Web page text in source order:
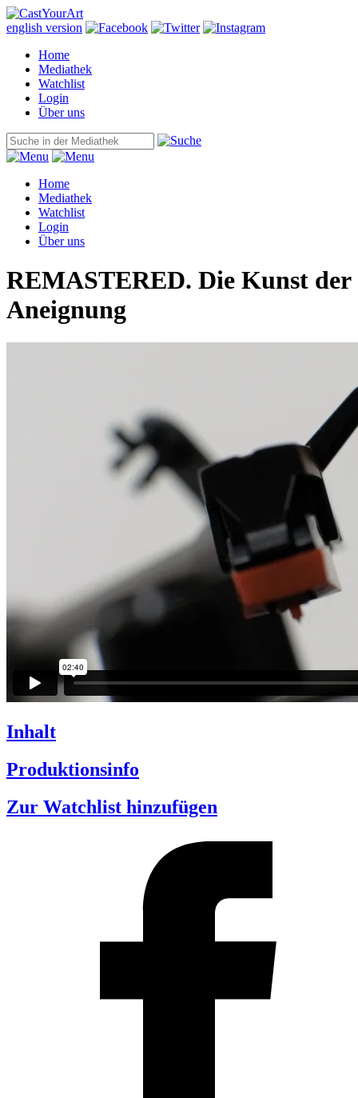
english version
Home
Mediathek
Watchlist
Login
Über uns
Home
Mediathek
Watchlist
Login
Über uns
REMASTERED. Die Kunst der
Aneignung
Inhalt
Produktionsinfo
Zur Watchlist hinzufügen